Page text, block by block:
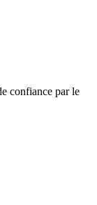
confiance par le